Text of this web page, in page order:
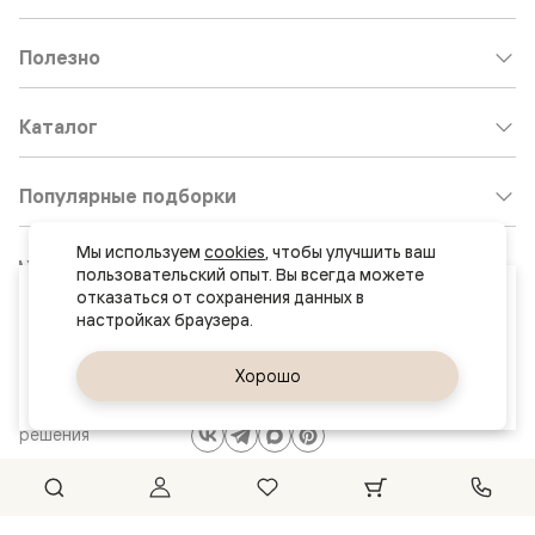
Ваш город
решения
Полезно
Каталог
Популярные подборки
Клиентский центр: 8 800 511 30 95
Почта по общим вопросам:
8800@volhovez.natm.ru
Обратный звонок
Сайт не является публичной офертой
Мы используем cookies, чтобы улучшить ваш
пользовательский опыт. Вы всегда можете
отказаться от сохранения данных в
Хорошо